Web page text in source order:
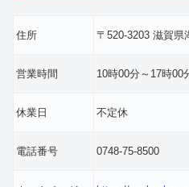
住所 〒520-3203 滋賀
営業時間 10時00分～17時00
休業日 不定休
電話番号 0748-75-8500